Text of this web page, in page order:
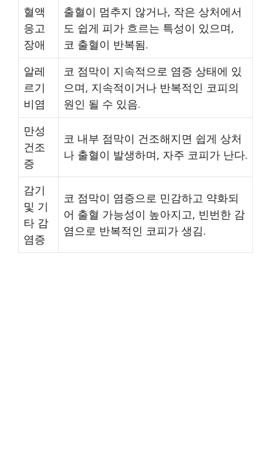
혈액
응고
장애
출혈이 멈추지 않거나, 작은 상처에서
도 쉽게 피가 흐르는 특성이 있으며,
코 출혈이 반복됨.
알레
르기
비염
코 점막이 지속적으로 염증 상태에 있
으며, 지속적이거나 반복적인 코피의
원인 될 수 있음.
만성
건조
증
코 내부 점막이 건조해지면 쉽게 상처
나 출혈이 발생하며, 자주 코피가 난다.
감기
및 기
타 감
염증
코 점막이 염증으로 민감하고 약화되
어 출혈 가능성이 높아지고, 빈번한 감
염으로 반복적인 코피가 생김.